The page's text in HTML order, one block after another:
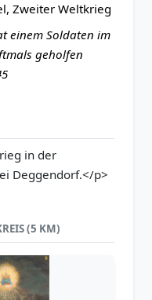
Zweiter Weltkrieg
einem Soldaten im
geholfen
in der
Deggendorf.</p>
(5 KM)